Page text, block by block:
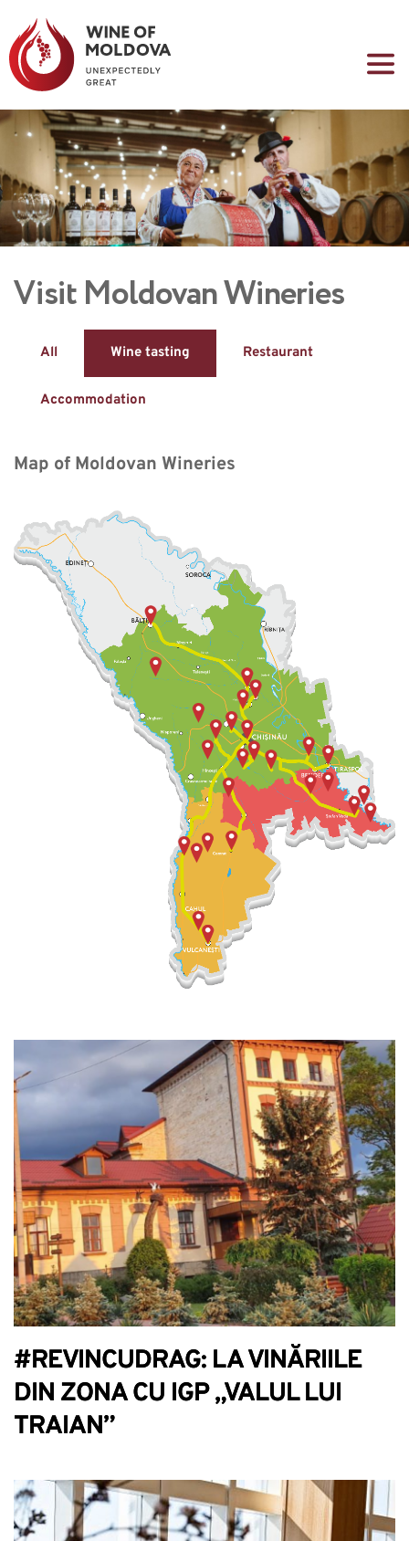
Visit Moldovan Wineries
All Wine tasting Restaurant
Accommodation
#REVINCUDRAG: LA VINĂRIILE
DIN ZONA CU IGP „VALUL LUI
TRAIAN”
Map of Moldovan Wineries